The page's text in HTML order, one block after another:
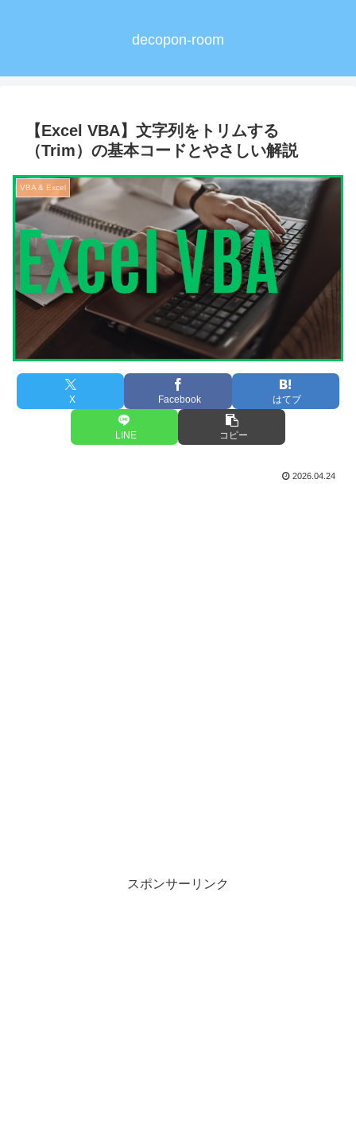
decopon-room
【Excel VBA】文字列をトリムする
（Trim）の基本コードとやさしい解説
VBA & Excel
X Facebook はてブ
LINE コピー
2026.04.24
スポンサーリンク